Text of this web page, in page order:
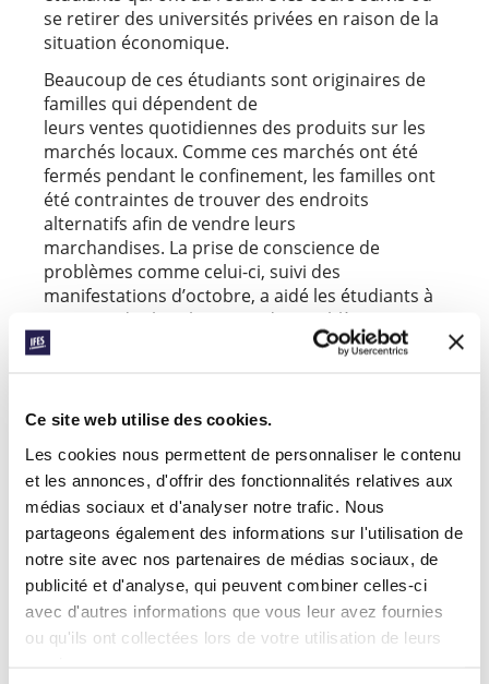
Ce site web utilise des cookies.
Les cookies nous permettent de personnaliser le contenu
et les annonces, d'offrir des fonctionnalités relatives aux
médias sociaux et d'analyser notre trafic. Nous
partageons également des informations sur l'utilisation de
notre site avec nos partenaires de médias sociaux, de
publicité et d'analyse, qui peuvent combiner celles-ci
avec d'autres informations que vous leur avez fournies
ou qu'ils ont collectées lors de votre utilisation de leurs
se retirer des universités privées en raison de la
situation économique.
Beaucoup de ces étudiants sont originaires de
familles qui dépendent de
leurs ventes quotidiennes des produits sur les
marchés locaux. Comme ces marchés ont été
fermés pendant le confinement, les familles ont
été contraintes de trouver des endroits
alternatifs afin de vendre leurs
marchandises. La prise de conscience de
problèmes comme celui-ci, suivi des
manifestations d’octobre, a aidé les étudiants à
comprendre leur lien avec des problèmes
systémiques profondément enracinés.
En fin de compte, le CECE encourage le dialogue
constructif parce qu’il croit que cela glorifie
Dieu. Andrea Utreras, membre du personnel,
affirme que la construction de ponts permet aux
étudiants d’avoir une vue d’ensemble.
« Jésus appelle chaque tribu, chaque
langue et chaque nation. Il appelle tout
le monde. Et nous devons être unis en